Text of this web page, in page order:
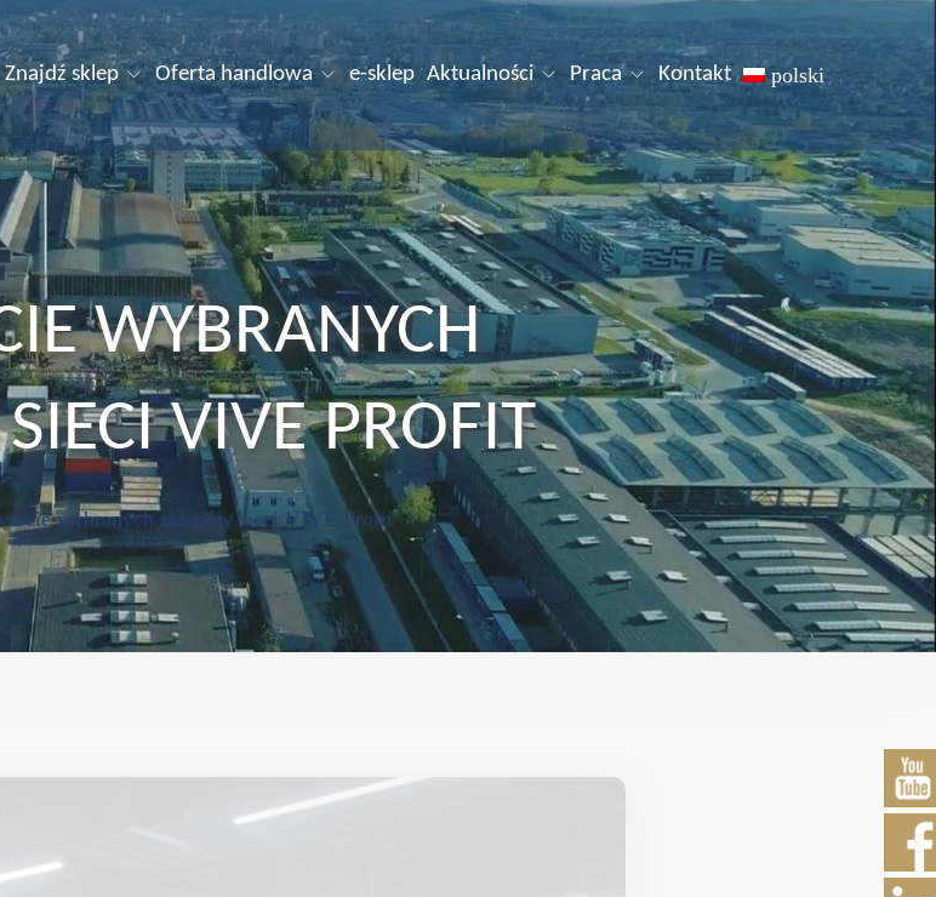
Znajdź sklep Oferta handlowa e-sklep Aktualności Praca Kontakt polski
WYBRANYCH
VIVE PROFIT
wybranych sklepów sieci VIVE Profit